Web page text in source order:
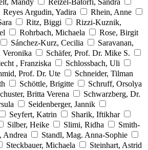
Reyes Argudin, Yadira
Rhein, Anne
Ritz, Biggi
Rizzi-Kuznik,
Rohrbach, Michaela
Rose, Birgit
Sánchez-Kurz, Cecilia
Saravanan,
Veronika
Schäfer, Prof. Dr. Mike S.
, Franziska
Schlossbach, Uli
Prof. Dr. Ute
Schneider, Tilman
Schöttle, Brigitte
Schruff, Orsolya
Britta Verena
Schwarzberg, Dr.
Seidenberger, Jannik
Seyfert, Katrin
Sharik, Iftikhar
Silber, Heike Slimi, Ridha
Smith-
Andrea
Standl, Mag. Anna-Sophie
Steckbauer, Michaela
Steinhart, Astrid